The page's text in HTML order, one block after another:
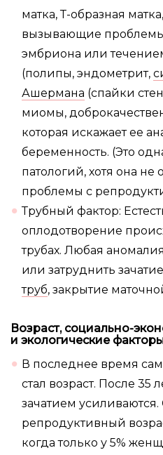
матка, Т-образная
вызывающие
эмбриона или
(полипы, эндометрит,
Ашермана (спайки
миомы,
которая искажает ее
беременность. (Это
патологий, хотя она не
проблемы с
Трубный фактор:
оплодотворение
трубах. Любая
или затруднить
труб, закрытие
Возраст, социально-
и экологические
В последнее время
стал возраст. После 35
зачатием
репродуктивный
когда только у 5%